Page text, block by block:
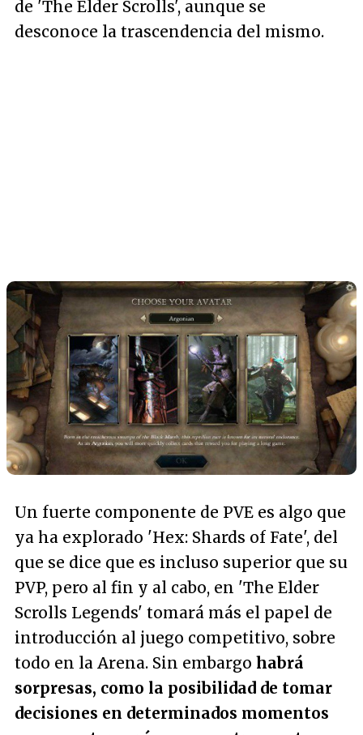
de 'The Elder Scrolls', aunque se
desconoce la trascendencia del mismo.
Un fuerte componente de PVE es algo que
ya ha explorado 'Hex: Shards of Fate', del
que se dice que es incluso superior que su
PVP, pero al fin y al cabo, en 'The Elder
Scrolls Legends' tomará más el papel de
introducción al juego competitivo, sobre
todo en la Arena. Sin embargo habrá
sorpresas, como la posibilidad de tomar
decisiones en determinados momentos